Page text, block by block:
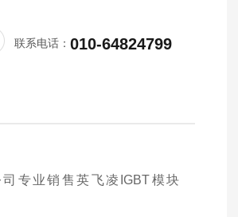
联系电话：010-64824799
专业销售英飞凌IGBT模块